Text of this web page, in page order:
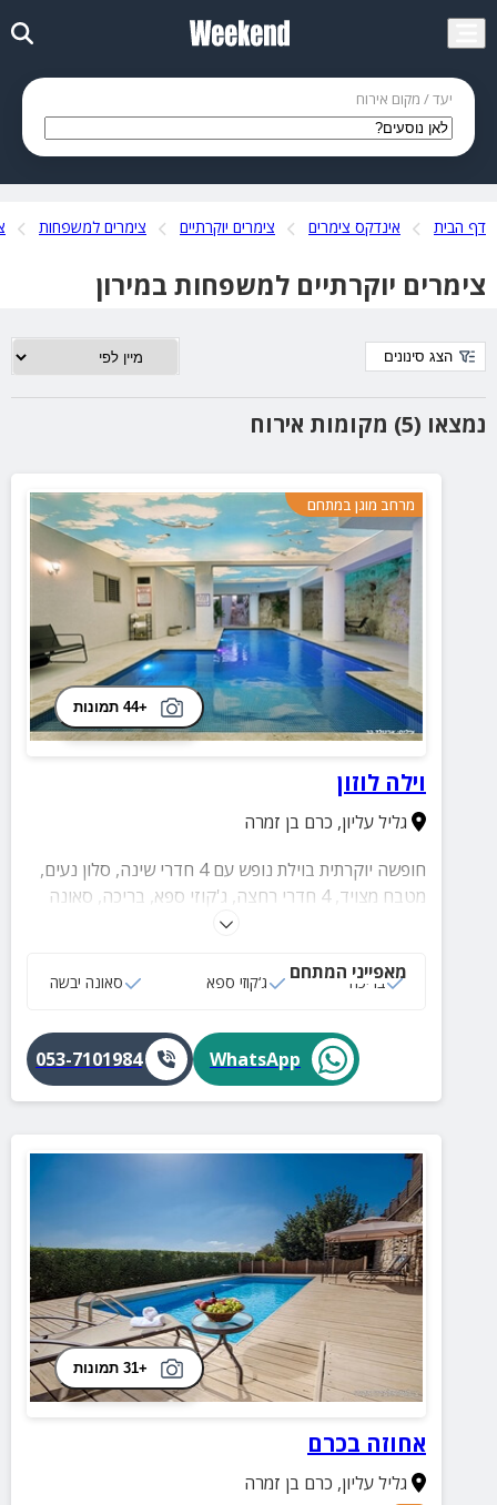
יעד / מקום אירוח
דף הבית אינדקס צימרים צימרים יוקרתיים צימרים למשפחות
צימרים יוקרתיים למשפחות במירון
נמצאו (5) מקומות אירוח
הצג סינונים
מרחב מוגן במתחם
+44 תמונות
וילה לוזון
גליל עליון, כרם בן זמרה
חופשה יוקרתית בוילת נופש עם 4 חדרי שינה, סלון נעים,
מטבח מצויד, 4 חדרי רחצה, ג'קוזי ספא, בריכה, סאונה
יבשה, ג'קוזי חיצוני וחצר עם שולחנות משחק, עמדת
מאפייני המתחם
בריכה ג‘קוזי ספא סאונה יבשה
WhatsApp
053-7101984
+31 תמונות
אחוזה בכרם
גליל עליון, כרם בן זמרה